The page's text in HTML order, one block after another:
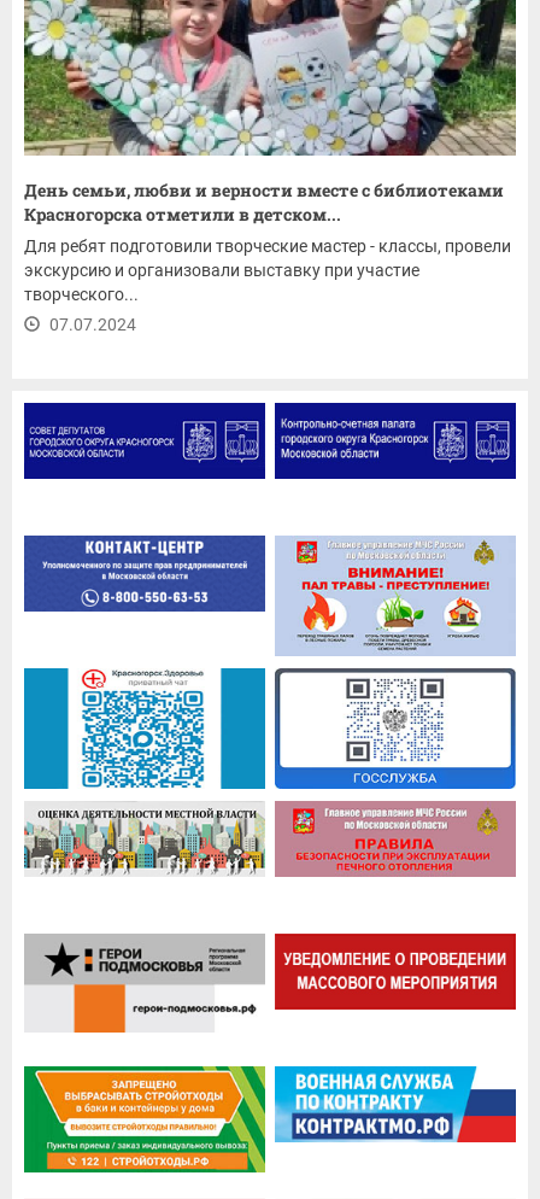
День семьи, любви и верности вместе с библиотеками
Красногорска отметили в детском...
Для ребят подготовили творческие мастер - классы, провели
экскурсию и организовали выставку при участие
творческого...
07.07.2024